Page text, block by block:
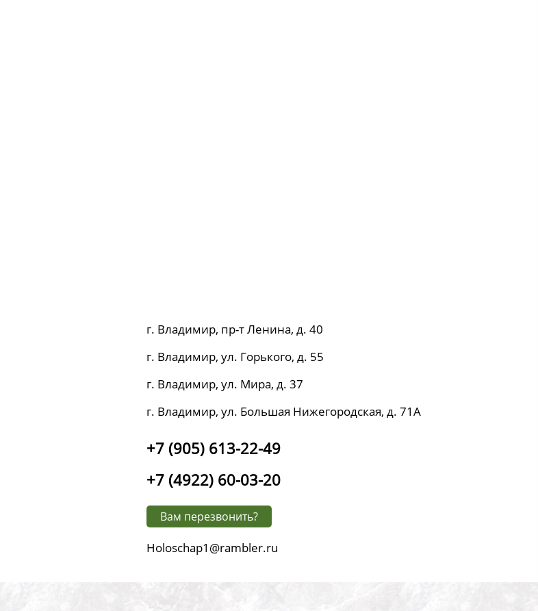
г. Владимир, пр-т Ленина, д. 40
г. Владимир, ул. Горького, д. 55
г. Владимир, ул. Мира, д. 37
г. Владимир, ул. Большая Нижегородская, д. 71А
+7 (905) 613-22-49
+7 (4922) 60-03-20
Вам перезвонить?
Holoschap1@rambler.ru